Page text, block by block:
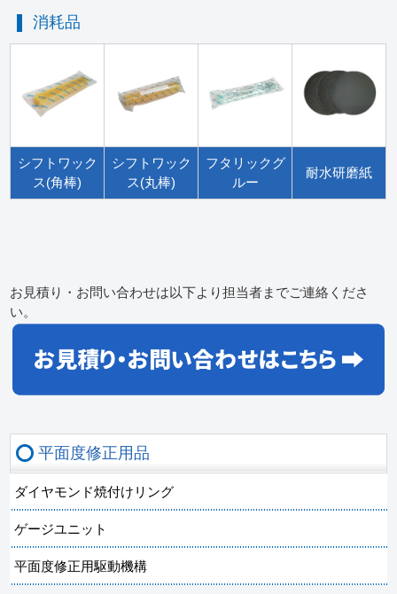
消耗品
シフトワック
ス(角棒)
シフトワック
ス(丸棒)
フタリックグ
ルー
耐水研磨紙
お見積り・お問い合わせは以下より担当者までご連絡くださ
い。
平面度修正用品
ダイヤモンド焼付けリング
ゲージユニット
平面度修正用駆動機構